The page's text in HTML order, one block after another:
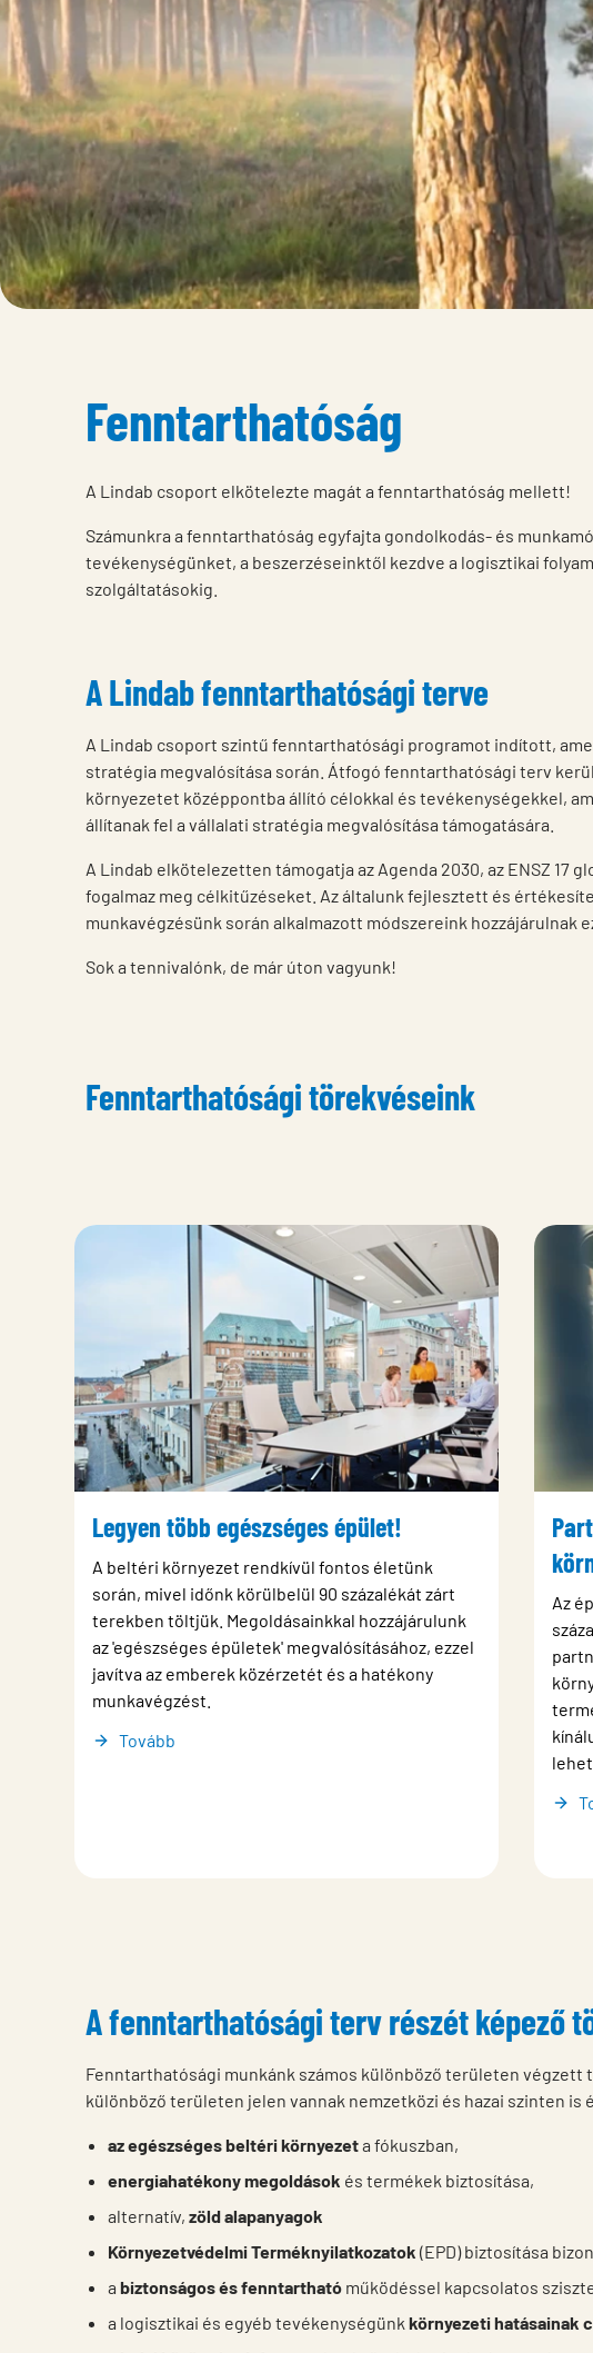
Fenntarthatóság
A Lindab csoport elkötelezte magát a fenntarthatóság mellett!
Számunkra a fenntarthatóság egyfajta gondolkodás- és
tevékenységünket, a beszerzéseinktől kezdve a logisztikai
szolgáltatásokig.
A Lindab fenntarthatósági terve
A Lindab csoport szintű fenntarthatósági programot indított,
stratégia megvalósítása során. Átfogó fenntarthatósági terv
környezetet középpontba állító célokkal és tevékenységekkel,
állítanak fel a vállalati stratégia megvalósítása támogatására.
A Lindab elkötelezetten támogatja az Agenda 2030, az ENSZ 17
fogalmaz meg célkitűzéseket. Az általunk fejlesztett és
munkavégzésünk során alkalmazott módszereink hozzájárulnak
Sok a tennivalónk, de már úton vagyunk!
Fenntarthatósági törekvéseink
Legyen több egészséges épület!
A beltéri környezet rendkívül fontos életünk
során, mivel időnk körülbelül 90 százalékát zárt
terekben töltjük. Megoldásainkkal hozzájárulunk
az 'egészséges épületek' megvalósításához, ezzel
javítva az emberek közérzetét és a hatékony
munkavégzést.
Tovább
Az
A fenntarthatósági terv részét képező
Fenntarthatósági munkánk számos különböző területen végzett
különböző területen jelen vannak nemzetközi és hazai szinten
az egészséges beltéri környezeta fókuszban,
energiahatékony megoldások és termékek biztosítása,
alternatív, zöld alapanyagok
Környezetvédelmi Terméknyilatkozatok (EPD) biztosítása
a biztonságos és fenntartható működéssel kapcsolatos
a logisztikai és egyéb tevékenységünk környezeti hatásainak